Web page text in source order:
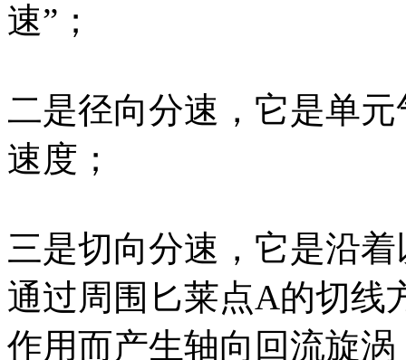
速”；
二是径向分速，它是单
速度；
三是切向分速，它是沿
通过周围匕莱点A的切线
作用而产生轴向回流旋